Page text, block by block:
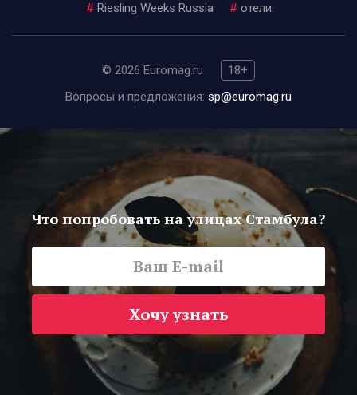
# Riesling Weeks Russia # отели
© 2026 Euromag.ru
18+
Вопросы и предложения: sp@euromag.ru
Что попробовать на улицах Стамбула?
Хочу узнать